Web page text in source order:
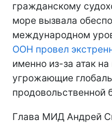
гражданскому
море вызвала
международном
ООН провел
именно из-за атак
угрожающие
продовольственной
Глава МИД Андрей